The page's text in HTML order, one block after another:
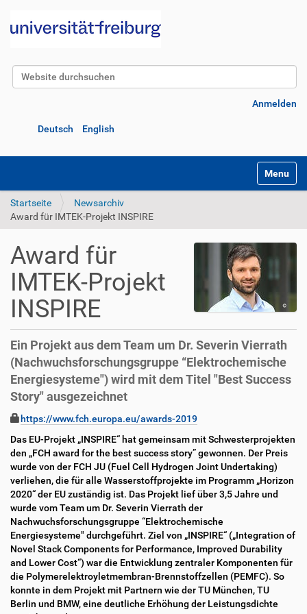
Website durchsuchen
Anmelden
Deutsch English
Startseite
Newsarchiv
Award für IMTEK-Projekt INSPIRE
Award für
IMTEK-Projekt
INSPIRE
Ein Projekt aus dem Team um Dr. Severin Vierrath
(Nachwuchsforschungsgruppe “Elektrochemische
Energiesysteme") wird mit dem Titel "Best Success
Story" ausgezeichnet
D
r
e
k
t
z
u
g
r
i
f
f
A
t
i
k
e
l
a
k
t
i
o
n
e
n
https://www.fch.europa.eu/awards-2019
Das EU-Projekt „INSPIRE“ hat gemeinsam mit Schwesterprojekten
den „FCH award for the best success story” gewonnen. Der Preis
wurde von der FCH JU (Fuel Cell Hydrogen Joint Undertaking)
verliehen, die für alle Wasserstoffprojekte im Programm „Horizon
2020“ der EU zuständig ist. Das Projekt lief über 3,5 Jahre und
wurde vom Team um Dr. Severin Vierrath der
Nachwuchsforschungsgruppe “Elektrochemische
Energiesysteme" durchgeführt. Ziel von „INSPIRE“ („Integration of
Novel Stack Components for Performance, Improved Durability
and Lower Cost“) war die Entwicklung zentraler Komponenten für
die Polymerelektroyletmembran-Brennstoffzellen (PEMFC). So
konnte in dem Projekt mit Partnern wie der TU München, TU
Berlin und BMW, eine deutliche Erhöhung der Leistungsdichte